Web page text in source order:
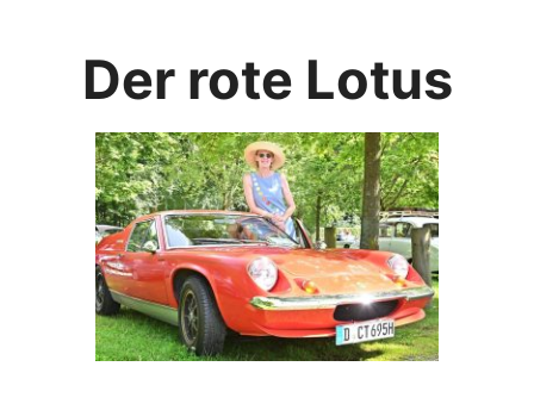
Der rote Lotus